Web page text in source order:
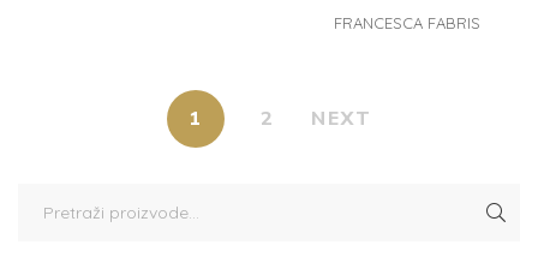
FRANCESCA FABRIS
1 2 NEXT